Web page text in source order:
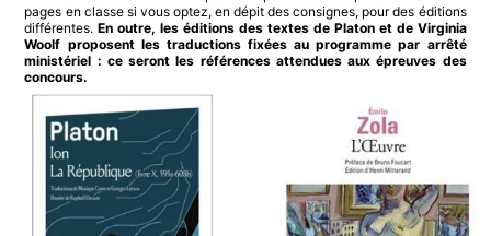
pages en classe si vous optez, en dépit des consignes, pour des éditions
différentes.En outre, les éditions des textes de Platon et de Virginia
Woolf proposent les traductions fixées au programme par arrêté
ministériel : ce seront les références attendues aux épreuves des
concours.